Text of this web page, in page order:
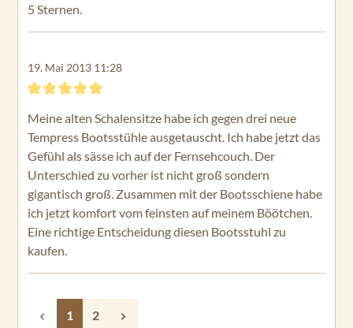
5 Sternen.
19. Mai 2013 11:28
Meine alten Schalensitze habe ich gegen drei neue
Tempress Bootsstühle ausgetauscht. Ich habe jetzt das
Gefühl als sässe ich auf der Fernsehcouch. Der
Unterschied zu vorher ist nicht groß sondern
gigantisch groß. Zusammen mit der Bootsschiene habe
ich jetzt komfort vom feinsten auf meinem Böötchen.
Eine richtige Entscheidung diesen Bootsstuhl zu
kaufen.
Seite
1 Seite
2